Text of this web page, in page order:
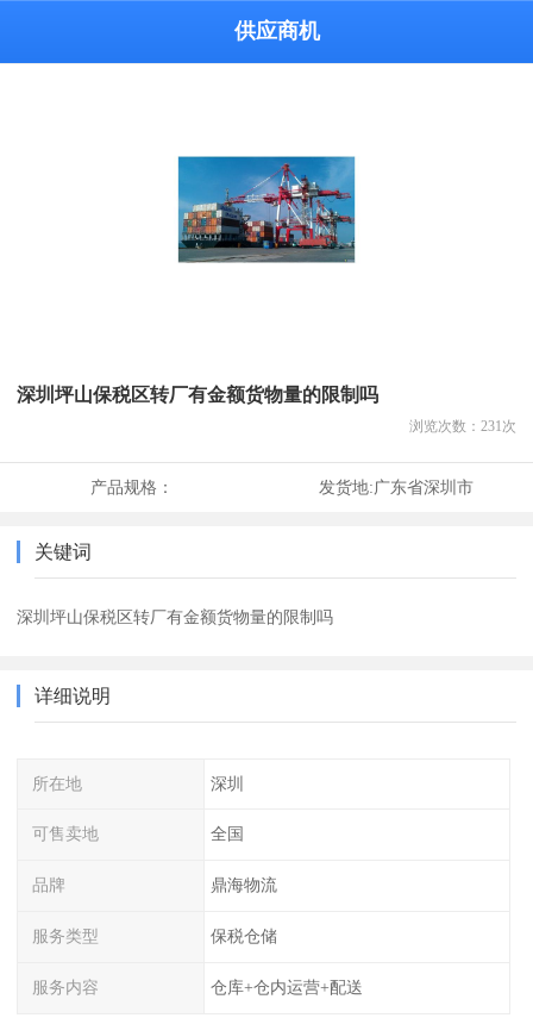
供应商机
深圳坪山保税区转厂有金额货物量的限制吗
浏览次数： 231 次
产品规格： 发货地:广东省深圳市
关键词
深圳坪山保税区转厂有金额货物量的限制吗
详细说明
所在地 深圳
可售卖地 全国
品牌 鼎海物流
服务类型 保税仓储
服务内容 仓库+仓内运营+配送